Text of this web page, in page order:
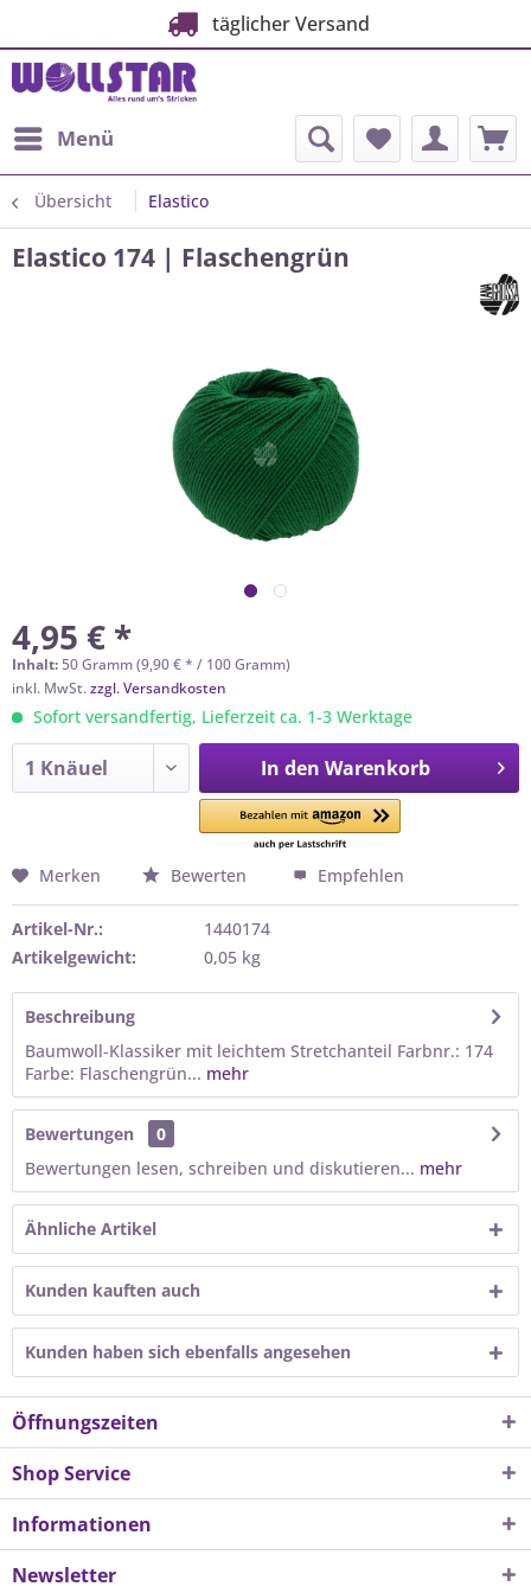
täglicher Versand
Menü
Übersicht Elastico
Elastico 174 | Flaschengrün
4,95 € *
Inhalt: 50 Gramm (9,90 € * / 100 Gramm)
inkl. MwSt.zzgl. Versandkosten
Sofort versandfertig, Lieferzeit ca. 1-3 Werktage
In den Warenkorb
Merken Bewerten Empfehlen
Artikel-Nr.:
1440174
Artikelgewicht:
0,05 kg
Beschreibung
Baumwoll-Klassiker mit leichtem Stretchanteil Farbnr.: 174
Farbe: Flaschengrün... mehr
Bewertungen
0
Bewertungen lesen, schreiben und diskutieren... mehr
Ähnliche Artikel
Kunden kauften auch
Kunden haben sich ebenfalls angesehen
Öffnungszeiten
Shop Service
Informationen
Newsletter